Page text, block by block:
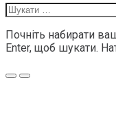
Шукати:
Почніть набирати
Enter, щоб шукати.
Меню